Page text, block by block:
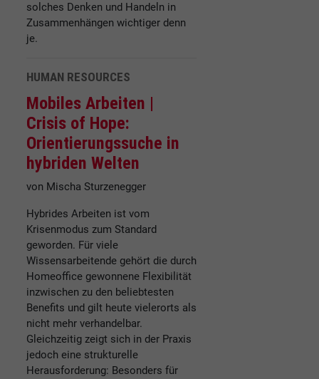
solches Denken und Handeln in
Zusammenhängen wichtiger denn
je.
HUMAN RESOURCES
Mobiles Arbeiten |
Crisis of Hope:
Orientierungssuche in
hybriden Welten
von Mischa Sturzenegger
Hybrides Arbeiten ist vom
Krisenmodus zum Standard
geworden. Für viele
Wissensarbeitende gehört die durch
Homeoffice gewonnene Flexibilität
inzwischen zu den beliebtesten
Benefits und gilt heute vielerorts als
nicht mehr verhandelbar.
Gleichzeitig zeigt sich in der Praxis
jedoch eine strukturelle
Herausforderung: Besonders für